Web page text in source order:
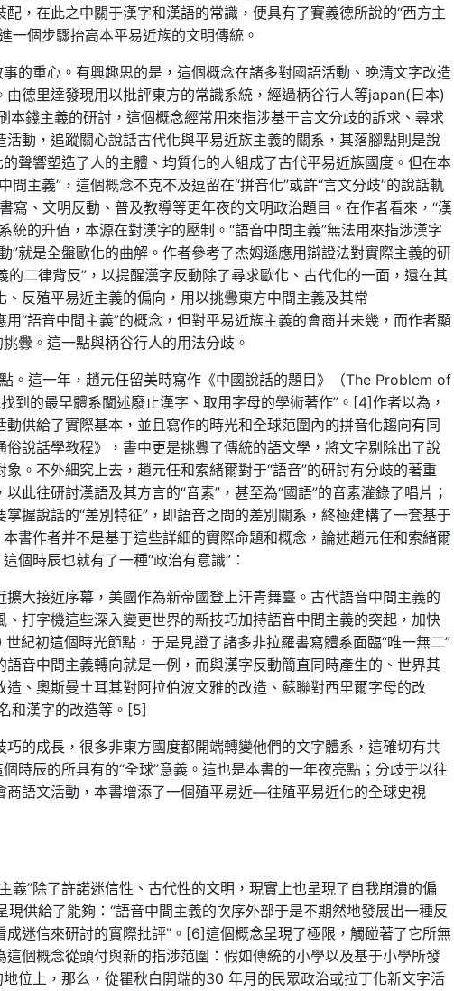
，在此之中關于漢字和漢語的常識，便具有了賽義德所說的“西方主
一個步驟抬高本平易近族的文明傳統。
的重心。有興趣思的是，這個概念在諸多對國語活動、晚清文字改造
德里達發現用以批評東方的常識系統，經過柄谷行人等japan(日本)
本錢主義的研討，這個概念經常用來指涉基于言文分歧的訴求、尋求
動，追蹤關心說話古代化與平易近族主義的關系，其落腳點則是說
聲響塑造了人的主體、均質化的人組成了古代平易近族國度。但在本
主義”，這個概念不克不及逗留在“拼音化”或許“言文分歧”的說話軌
寫、文明反動、普及教導等更年夜的文明政治題目。在作者看來，“漢
統的升值，本源在對漢字的壓制。“語音中間主義”無法用來指涉漢字
”就是全盤歐化的曲解。作者參考了杰姆遜應用辯證法對實際主義的研
的二律背反”，以提醒漢字反動除了尋求歐化、古代化的一面，還在其
反殖平易近主義的偏向，用以挑釁東方中間主義及其常
“語音中間主義”的概念，但對平易近族主義的會商并未幾，而作者顯
釁。這一點與柄谷行人的用法分歧。
。這一年，趙元任留美時寫作《中國說話的題目》（The Problem of
到的最早體系闡述廢止漢字、取用字母的學術著作”。[4]作者以為，
供給了實際基本，並且寫作的時光和全球范圍內的拼音化趨向有同
說話學教程》，書中更是挑釁了傳統的語文學，將文字剔除出了說
。不外細究上去，趙元任和索緒爾對于“語音”的研討有分歧的著重
此往研討漢語及其方言的“音素”，甚至為“國語”的音素灌錄了唱片；
握說話的“差別特征”，即語音之間的差別關系，終極建構了一套基于
書作者并不是基于這些詳細的實際命題和概念，論述趙元任和索緒爾
個時辰也就有了一種“政治有意識”：
大接近序幕，美國作為新帝國登上汗青舞臺。古代語音中間主義的
打字機這些深入變更世界的新技巧加持語音中間主義的突起，加快
紀初這個時光節點，于是見證了諸多非拉羅書寫體系面臨“唯一無二”
音中間主義轉向就是一例，而與漢字反動簡直同時產生的、世界其
、奧斯曼土耳其對阿拉伯波文雅的改造、蘇聯對西里爾字母的改
和漢字的改造等。[5]
的成長，很多非東方國度都開端轉變他們的文字體系，這確切有共
時辰的所具有的“全球”意義。這也是本書的一年夜亮點；分歧于以往
語文活動，本書增添了一個殖平易近—往殖平易近化的全球史視
義”除了許諾迷信性、古代性的文明，現實上也呈現了自我崩潰的偏
現供給了能夠：“語音中間主義的次序外部于是不期然地發展出一種反
迷信來研討的實際批評”。[6]這個概念呈現了極限，觸碰著了它所無
個概念從頭付與新的指涉范圍：假如傳統的小學以及基于小學所發
位上，那么，從瞿秋白開端的30 年月的民眾政治或拉丁化新文字活